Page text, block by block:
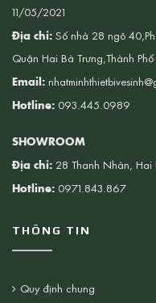
11/05/2021
Địa chỉ: Số nhà 28 ngõ
Quận Hai Bà Trưng,Thành
Email:
Hotline: 093.445.0989
SHOWROOM
Địa chỉ: 28 Thanh Nhàn, Hai
Hotline: 0971.843.867
THÔNG TIN
Quy định chung